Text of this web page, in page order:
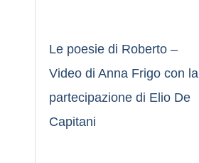
Le poesie di Roberto –
Video di Anna Frigo con la
partecipazione di Elio De
Capitani